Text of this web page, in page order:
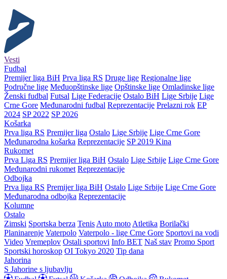
Vesti
Fudbal
Premijer liga BiH Prva liga RS Druge lige Regionalne lige
Područne lige Međuopštinske lige Opštinske lige Omladinske lige
Ženski fudbal Futsal Lige Federacije Ostalo BiH Lige Srbije Lige
Crne Gore Međunarodni fudbal Reprezentacije Prelazni rok EP
2024 SP 2022 SP 2026
Košarka
Prva liga RS Premijer liga Ostalo Lige Srbije Lige Crne Gore
Međunarodna košarka Reprezentacije SP 2019 Kina
Rukomet
Prva Liga RS Premijer liga BiH Ostalo Lige Srbije Lige Crne Gore
Međunarodni rukomet Reprezentacije
Odbojka
Prva liga RS Premijer liga BiH Ostalo Lige Srbije Lige Crne Gore
Međunarodna odbojka Reprezentacije
Kolumne
Ostalo
Zimski Sportska berza Tenis Auto moto Atletika Borilački
Planinarenje Vaterpolo Vaterpolo - lige Crne Gore Sportovi na vodi
Video Vremeplov Ostali sportovi Info BET Naš stav Promo Sport
Sportski horoskop OI Tokyo 2020 Tip dana
Jahorina
S Jahorine s ljubavlju